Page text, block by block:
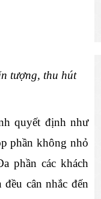
tượng, thu hút
quyết định như
phần không nhỏ
phần các khách
cân nhắc đến